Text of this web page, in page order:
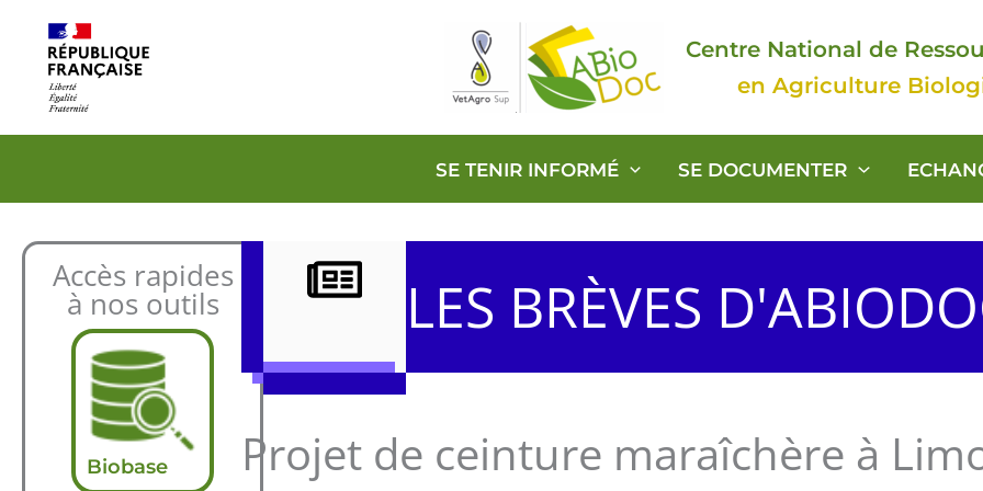
contenu
Centre National de
en Agriculture
SE TENIR INFORMÉ SE DOCUMENTER
Accès rapides
à nos outils
Biobase
LES BRÈVES
Projet de ceinture maraîchère à